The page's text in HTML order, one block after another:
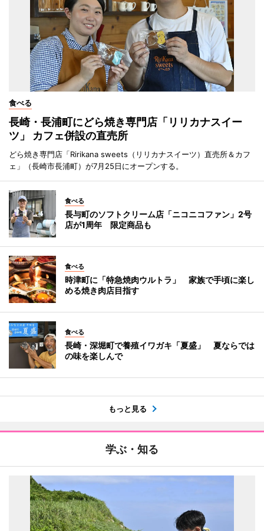
食べる
長崎・長浦町にどら焼き専門店「リリカナスイー
ツ」 カフェ併設の直売所
どら焼き専門店「Ririkana sweets（リリカナスイーツ）直売所＆カフ
ェ」（長崎市長浦町）が7月25日にオープンする。
食べる
長与町のソフトクリーム店「ニコニコファン」2号
店が1周年 限定商品も
食べる
時津町に「特急焼肉ウルトラ」 家族で手頃に楽し
める焼き肉店目指す
食べる
長崎・深堀町で養殖イワガキ「夏盛」 夏ならでは
の味を楽しんで
もっと見る
学ぶ・知る